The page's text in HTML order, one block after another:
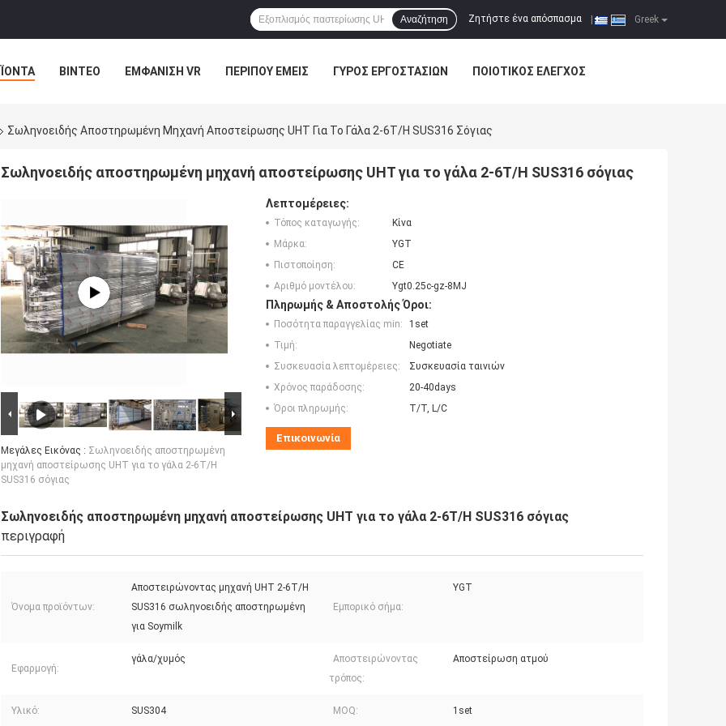
Greek
Ζητήστε ένα απόσπασμα
Αναζήτηση
ΒΊΝΤΕΟ ΕΜΦΆΝΙΣΗ VR ΠΕΡΊΠΟΥ ΕΜΕΊΣ ΓΎΡΟΣ ΕΡΓΟΣΤΑΣΊΩΝ ΠΟΙΟΤΙΚΌΣ ΈΛΕΓΧΟΣ
Σωληνοειδής Αποστηρωμένη Μηχανή Αποστείρωσης UHT Για Το Γάλα 2-6T/H SUS316 Σόγιας
Σωληνοειδής αποστηρωμένη μηχανή αποστείρωσης UHT για το γάλα 2-6T/H SUS316 σόγιας
Μεγάλες Εικόνας : Σωληνοειδής αποστηρωμένη
μηχανή αποστείρωσης UHT για το γάλα 2-6T/H
SUS316 σόγιας
Λεπτομέρειες:
Τόπος καταγωγής:
Κίνα
Μάρκα:
YGT
Πιστοποίηση:
CE
Αριθμό μοντέλου:
Ygt0.25c-gz-8MJ
Πληρωμής & Αποστολής Όροι:
Ποσότητα παραγγελίας min:
1set
Τιμή:
Negotiate
Συσκευασία λεπτομέρειες:
Συσκευασία ταινιών
Χρόνος παράδοσης:
20-40days
Όροι πληρωμής:
T/T, L/C
Επικοινωνία
Σωληνοειδής αποστηρωμένη μηχανή αποστείρωσης UHT για το γάλα 2-6T/H SUS316 σόγιας
περιγραφή
Όνομα προϊόντων:
Αποστειρώνοντας μηχανή UHT 2-6T/H
SUS316 σωληνοειδής αποστηρωμένη
για Soymilk
Εμπορικό σήμα:
YGT
Εφαρμογή:
γάλα/χυμός
Αποστειρώνοντας
τρόπος:
Αποστείρωση ατμού
Υλικό: SUS304 MOQ: 1set